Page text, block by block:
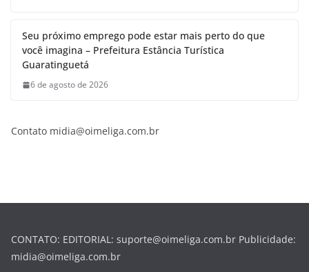
Seu próximo emprego pode estar mais perto do que
você imagina – Prefeitura Estância Turística
Guaratinguetá
6 de agosto de 2026
Contato midia@oimeliga.com.br
CONTATO: EDITORIAL: suporte@oimeliga.com.br Publicidade:
midia@oimeliga.com.br